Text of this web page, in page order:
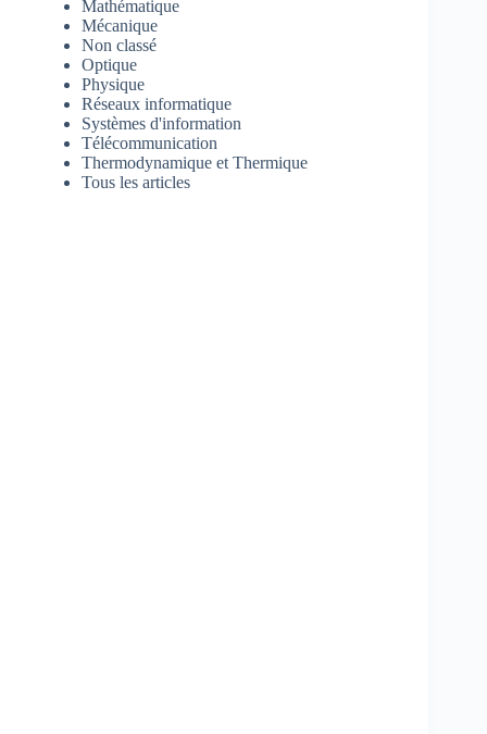
Mathématique
Mécanique
Non classé
Optique
Physique
Réseaux informatique
Systèmes d'information
Télécommunication
Thermodynamique et Thermique
Tous les articles